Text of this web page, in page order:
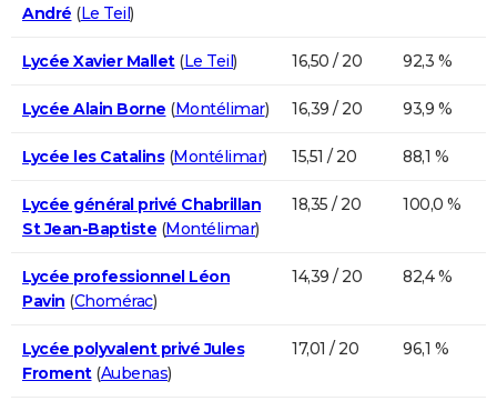
André (Le Teil)
Lycée Xavier Mallet(Le Teil) 16,50 / 20 92,3 %
Lycée Alain Borne (Montélimar) 16,39 / 20 93,9 %
Lycée les Catalins(Montélimar) 15,51 / 20 88,1 %
Lycée général privé Chabrillan
St Jean-Baptiste (Montélimar)
18,35 / 20 100,0 %
Lycée professionnel Léon
Pavin (Chomérac)
14,39 / 20 82,4 %
Lycée polyvalent privé Jules
Froment(Aubenas)
17,01 / 20 96,1 %